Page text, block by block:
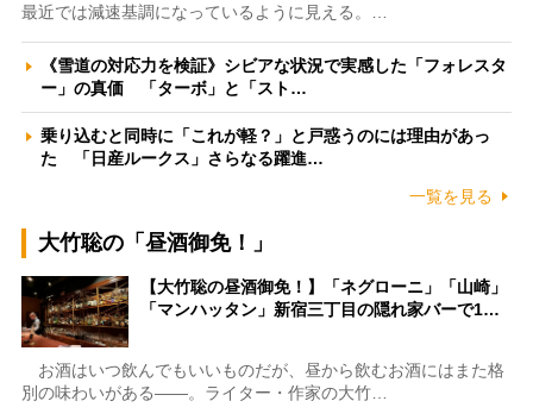
最近では減速基調になっているように見える。…
《雪道の対応力を検証》シビアな状況で実感した「フォレスタ
ー」の真価 「ターボ」と「スト…
乗り込むと同時に「これが軽？」と戸惑うのには理由があっ
た 「日産ルークス」さらなる躍進…
一覧を見る
大竹聡の「昼酒御免！」
【大竹聡の昼酒御免！】「ネグローニ」「山崎」
「マンハッタン」新宿三丁目の隠れ家バーで1…
お酒はいつ飲んでもいいものだが、昼から飲むお酒にはまた格
別の味わいがある――。ライター・作家の大竹…